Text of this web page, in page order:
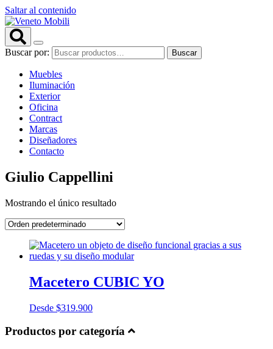
Saltar al contenido
Buscar por: Buscar
Muebles
Iluminación
Exterior
Oficina
Contract
Marcas
Diseñadores
Contacto
Giulio Cappellini
Mostrando el único resultado
Macetero CUBIC YO
Desde $319.900
Productos por categoría